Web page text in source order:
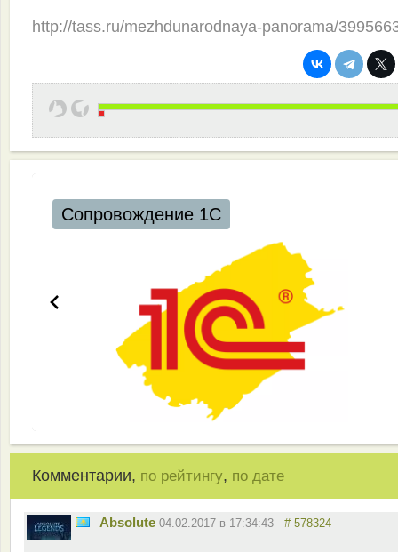
http://tass.ru/mezhdunarodnaya-panorama/
Сопровождение 1С
Комментарии, по рейтингу, по дате
Absolute 04.02.2017 в 17:34:43 # 578324